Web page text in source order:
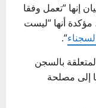
إنها “تعمل وفقا
أنها “ليست
“.
بالسجن
إلى مصلحة